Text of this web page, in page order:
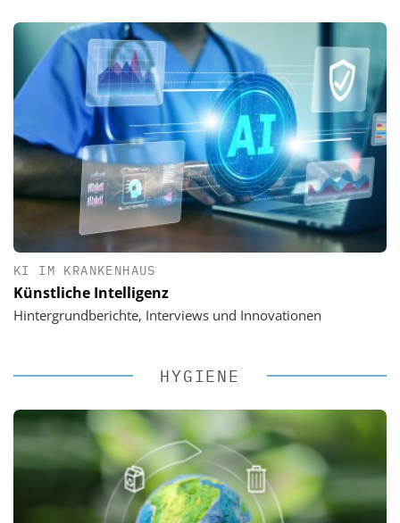
KI IM KRANKENHAUS
Künstliche Intelligenz
Hintergrundberichte, Interviews und Innovationen
HYGIENE